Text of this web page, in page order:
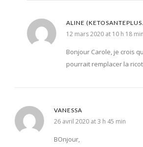
ALINE
12 mars 2020 at 10 h 18 min
Bonjour Carole, je crois
pourrait remplacer la
VANESSA
26 avril 2020 at 3 h 45 min
BOnjour,